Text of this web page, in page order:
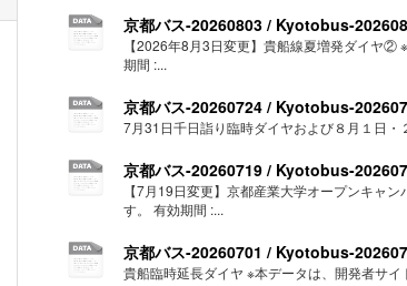
京都バス-20260803 / Kyotobus-
【2026年8月3日変更】貴船線夏増発ダイヤ②
期間 :...
京都バス-20260724 / Kyotobus-
7月31日千日詣り臨時ダイヤおよび８月１日
京都バス-20260719 / Kyotobus-
【7月19日変更】京都産業大学オープンキャ
す。 有効期間 :...
京都バス-20260701 / Kyotobus-
貴船臨時延長ダイヤ ※本データは、開発者サ